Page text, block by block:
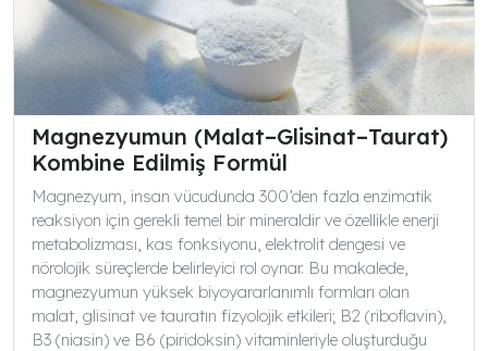
Magnezyumun (Malat–Glisinat–Taurat)
Kombine Edilmiş Formül
Magnezyum, insan vücudunda 300’den fazla enzimatik
reaksiyon için gerekli temel bir mineraldir ve özellikle enerji
metabolizması, kas fonksiyonu, elektrolit dengesi ve
nörolojik süreçlerde belirleyici rol oynar. Bu makalede,
magnezyumun yüksek biyoyararlanımlı formları olan
malat, glisinat ve tauratın fizyolojik etkileri; B2 (riboflavin),
B3 (niasin) ve B6 (piridoksin) vitaminleriyle oluşturduğu